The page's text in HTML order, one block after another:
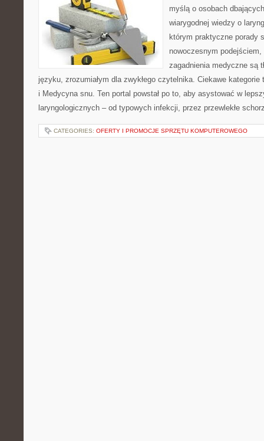
myślą o osobach
wiarygodnej wiedzy o
którym praktyczne porady
nowoczesnym
zagadnienia medyczne są
języku, zrozumiałym dla zwykłego czytelnika. Ciekawe
i Medycyna snu. Ten portal powstał po to, aby asystować w
laryngologicznych – od typowych infekcji, przez przewlekłe
CATEGORIES: OFERTY I PROMOCJE SPRZĘTU KOMPUTEROWEGO